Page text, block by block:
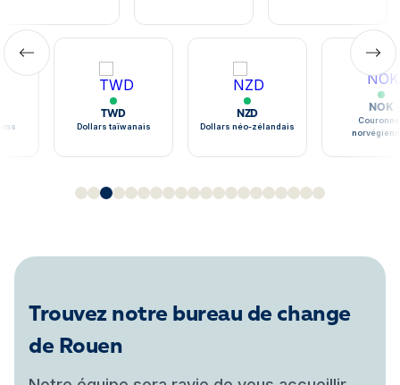
TWD
Dollars taïwanais
NZD
Dollars néo-zélandais
NOK
Trouvez notre bureau de change
de Rouen